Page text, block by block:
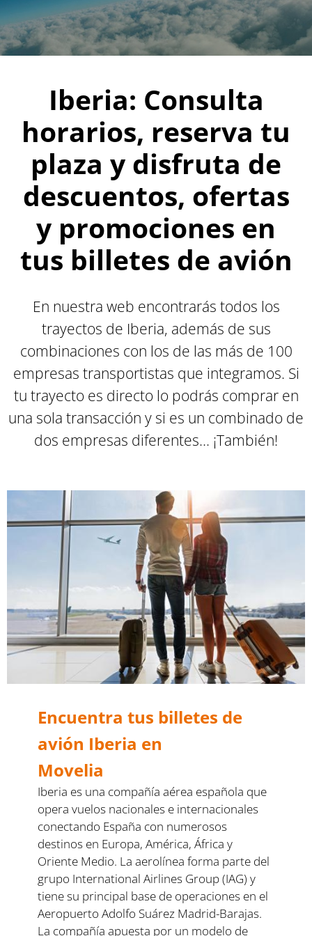
Iberia: Consulta
horarios, reserva tu
plaza y disfruta de
descuentos, ofertas
y promociones en
tus billetes de avión
En nuestra web encontrarás todos los
trayectos de Iberia, además de sus
combinaciones con los de las más de 100
empresas transportistas que integramos. Si
tu trayecto es directo lo podrás comprar en
una sola transacción y si es un combinado de
dos empresas diferentes... ¡También!
Encuentra tus billetes de
avión Iberia en
Movelia
Iberia es una compañía aérea española que
opera vuelos nacionales e internacionales
conectando España con numerosos
destinos en Europa, América, África y
Oriente Medio. La aerolínea forma parte del
grupo International Airlines Group (IAG) y
tiene su principal base de operaciones en el
Aeropuerto Adolfo Suárez Madrid-Barajas.
La compañía apuesta por un modelo de